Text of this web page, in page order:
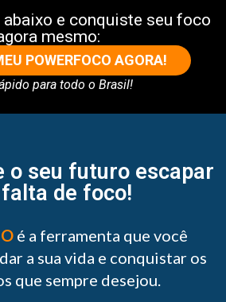
e conquiste seu foco
mesmo:
POWERFOCO AGORA!
para todo o Brasil!
o seu futuro escapar
de foco!
é a ferramenta que você
a sua vida e conquistar os
que sempre desejou.